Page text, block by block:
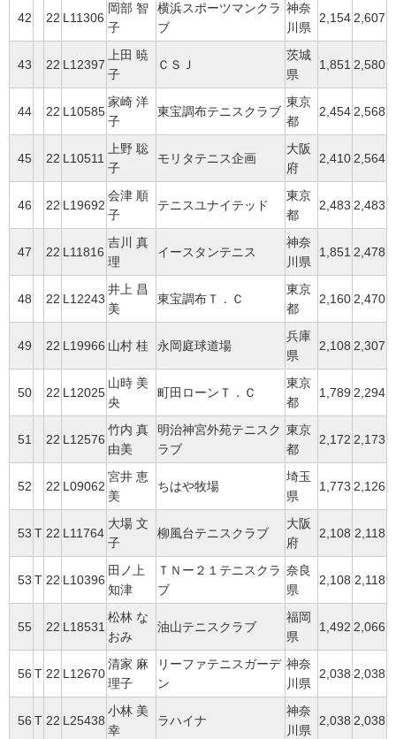
42 22 L11306
岡部 智
子
横浜スポーツマンクラ
ブ
神奈
川県
2,154 2,607
43 22 L12397
上田 暁
子
ＣＳＪ
茨城
県
1,851 2,580
44 22 L10585
家崎 洋
子
東宝調布テニスクラブ
東京
都
2,454 2,568
45 22 L10511
上野 聡
子
モリタテニス企画
大阪
府
2,410 2,564
46 22 L19692
会津 順
子
テニスユナイテッド
東京
都
2,483 2,483
47 22 L11816
吉川 真
理
イースタンテニス
神奈
川県
1,851 2,478
48 22 L12243
井上 昌
美
東宝調布Ｔ．Ｃ
東京
都
2,160 2,470
49 22 L19966 山村 桂 永岡庭球道場
兵庫
県
2,108 2,307
50 22 L12025
山時 美
央
町田ローンＴ．Ｃ
東京
都
1,789 2,294
51 22 L12576
竹内 真
由美
明治神宮外苑テニスク
ラブ
東京
都
2,172 2,173
52 22 L09062
宮井 恵
美
ちはや牧場
埼玉
県
1,773 2,126
53 T 22 L11764
大場 文
子
柳風台テニスクラブ
大阪
府
2,108 2,118
53 T 22 L10396
田ノ上
知津
ＴＮー２１テニスクラ
ブ
奈良
県
2,108 2,118
55 22 L18531
松林 な
おみ
油山テニスクラブ
福岡
県
1,492 2,066
56 T 22 L12670
清家 麻
理子
リーファテニスガーデ
ン
神奈
川県
2,038 2,038
56 T 22 L25438
小林 美
幸
ラハイナ
神奈
川県
2,038 2,038